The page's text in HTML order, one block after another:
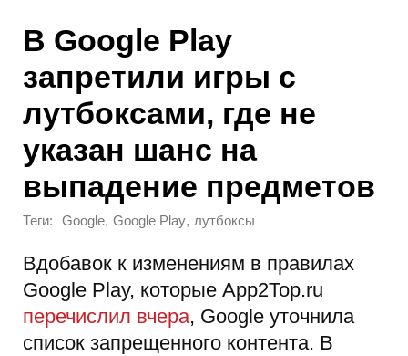
В Google Play
запретили игры с
лутбоксами, где не
указан шанс на
выпадение предметов
Теги: Google, Google Play, лутбоксы
Вдобавок к изменениям в правилах
Google Play, которые App2Top.ru
перечислил вчера, Google уточнила
список запрещенного контента. В